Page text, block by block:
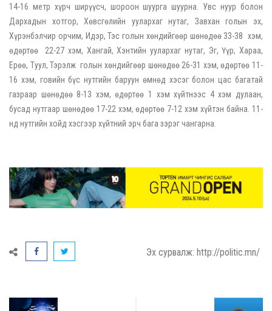
14-16 метр хүрч ширүүсч, шороон шуурга шуурна. Увс нуур болон
Дархадын хотгор, Хөвсгөлийн уулархаг нутаг, Завхан голын эх,
Хүрэнбэлчир орчим, Идэр, Тэс голын хөндийгөөр шөнөдөө 33-38 хэм,
өдөртөө 22-27 хэм, Хангай, Хэнтийн уулархаг нутаг, Эг, Үүр, Хараа,
Ерөө, Туул, Тэрэлж голын хөндийгөөр шөнөдөө 26-31 хэм, өдөртөө 11-
16 хэм, говийн бүс нутгийн баруун өмнөд хэсэг болон цас багатай
газраар шөнөдөө 8-13 хэм, өдөртөө 1 хэм хүйтнээс 4 хэм дулаан,
бусад нутгаар шөнөдөө 17-22 хэм, өдөртөө 7-12 хэм хүйтэн байна. 11-
нд нутгийн хойд хэсгээр хүйтний эрч бага зэрэг чангарна.
Эх сурвалж: http://politic.mn/